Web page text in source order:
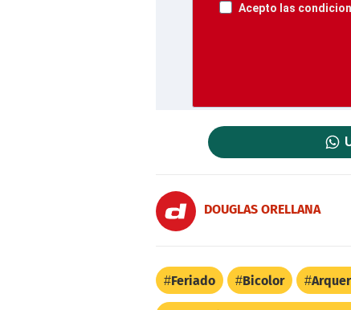
Acepto las
DOUGLAS ORELLANA
Feriado Bicolor